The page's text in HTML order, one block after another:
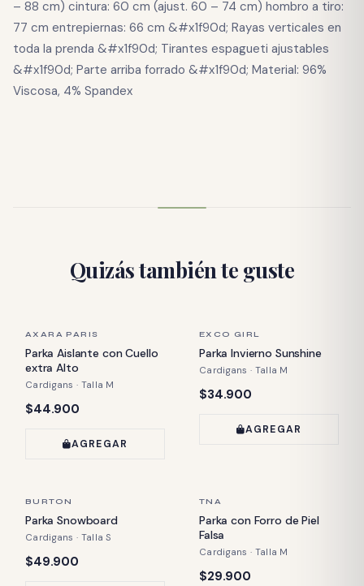
– 88 cm) cintura: 60 cm (ajust. 60 – 74 cm) hombro a tiro:
77 cm entrepiernas: 66 cm &#x1f90d; Rayas verticales en
toda la prenda &#x1f90d; Tirantes espagueti ajustables
&#x1f90d; Parte arriba forrado &#x1f90d; Material: 96%
Viscosa, 4% Spandex
Quizás también te guste
ÚLTIMA PIEZA
AXARA PARIS
Parka Aislante con Cuello
extra Alto
Cardigans · Talla M
Precio:
$44.900
AGREGAR
ÚLTIMA PIEZA
EXCO GIRL
Parka Invierno Sunshine
Cardigans · Talla M
Precio:
$34.900
AGREGAR
ÚLTIMA PIEZA
BURTON
Parka Snowboard
Cardigans · Talla S
Precio:
$49.900
ÚLTIMA PIEZA
TNA
Parka con Forro de Piel
Falsa
Cardigans · Talla M
Precio:
$29.900